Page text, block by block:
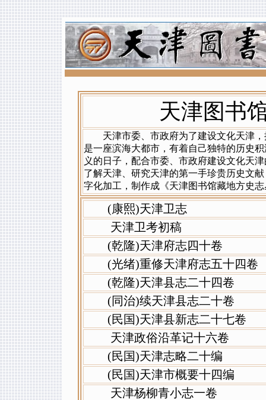
天津图书
天津市委、市政府为了建设文化天津，
是一座滨海大都市，有着自己独特的历史
义的日子，配合市委、市政府建设文化天
了解天津、研究天津的第一手珍贵历史文
字化加工，制作成《天津图书馆藏地方史
(康熙)天津卫志
天津卫考初稿
(乾隆)天津府志四十卷
(光绪)重修天津府志五十四卷
(乾隆)天津县志二十四卷
(同治)续天津县志二十卷
(民国)天津县新志二十七卷
天津政俗沿革记十六卷
(民国)天津志略二十编
(民国)天津市概要十四编
天津杨柳青小志一卷